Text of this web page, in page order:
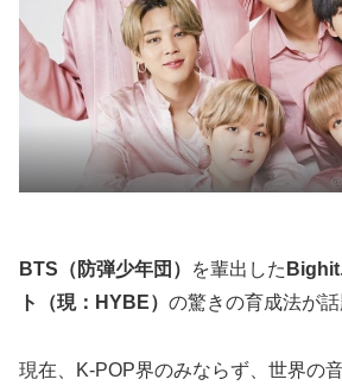
BTS（防弾少年団） を輩出した Bighit
ト（現：HYBE） の驚きの育成法が話
現在、K-POP界のみならず、世界の